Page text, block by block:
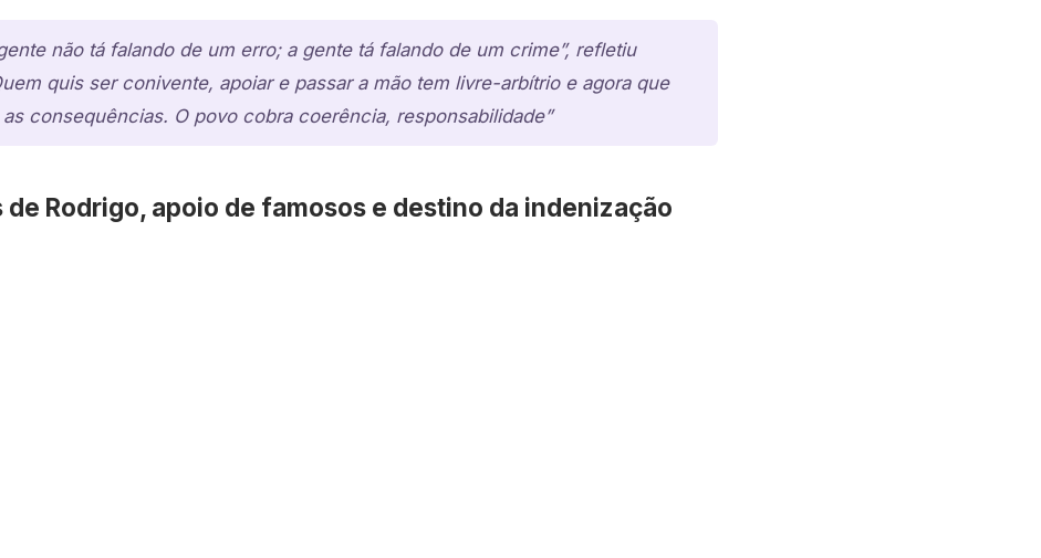
não tá falando de um erro; a gente tá falando de um crime”, refletiu
quis ser conivente, apoiar e passar a mão tem livre-arbítrio e agora que
consequências. O povo cobra coerência, responsabilidade”
de Rodrigo, apoio de famosos e destino da indenização